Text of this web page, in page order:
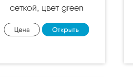
сеткой, цвет green
Цена Открыть